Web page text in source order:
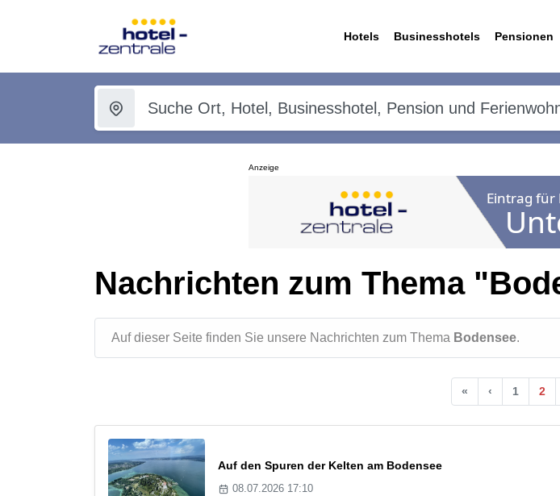
Hotels Businesshotels Pensionen
Anzeige
Nachrichten zum Thema
Auf dieser Seite finden Sie unsere Nachrichten zum Thema Bodensee.
« ‹ 1 2
Auf den Spuren der Kelten am Bodensee
08.07.2026 17:10